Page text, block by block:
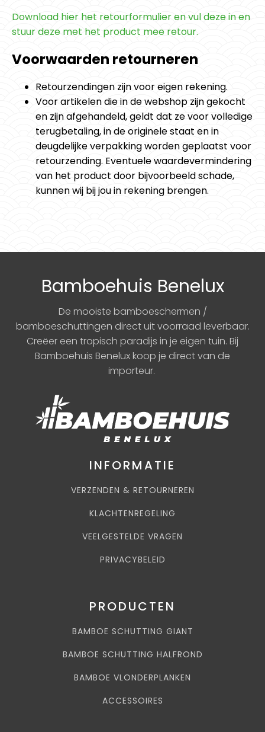
Download hier het retourformulier en vul deze in en
stuur deze met het product mee retour.
Voorwaarden retourneren
Retourzendingen zijn voor eigen rekening.
Voor artikelen die in de webshop zijn gekocht
en zijn afgehandeld, geldt dat ze voor volledige
terugbetaling, in de originele staat en in
deugdelijke verpakking worden geplaatst voor
retourzending. Eventuele waardevermindering
van het product door bijvoorbeeld schade,
kunnen wij bij jou in rekening brengen.
Bamboehuis Benelux
De mooiste bamboeschermen /
bamboeschuttingen direct uit voorraad leverbaar.
Creëer een tropisch paradijs in je eigen tuin. Bij
Bamboehuis Benelux koop je direct van de
importeur.
INFORMATIE
VERZENDEN & RETOURNEREN
KLACHTENREGELING
VEELGESTELDE VRAGEN
PRIVACYBELEID
PRODUCTEN
BAMBOE SCHUTTING GIANT
BAMBOE SCHUTTING HALFROND
BAMBOE VLONDERPLANKEN
ACCESSOIRES